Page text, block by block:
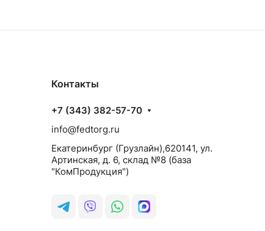
Контакты
+7 (343) 382-57-70
info@fedtorg.ru
Екатеринбург (Грузлайн),620141, ул.
Артинская, д. 6, склад №8 (база
"КомПродукция")